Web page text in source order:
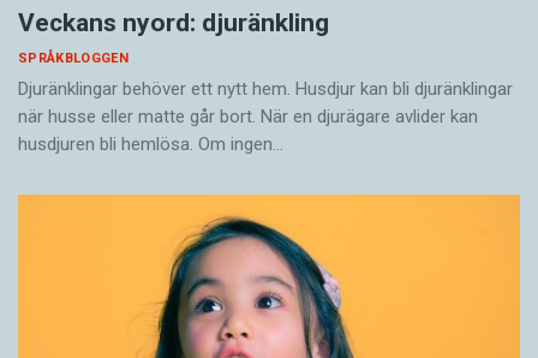
Veckans nyord: djuränkling
SPRÅKBLOGGEN
Djuränklingar behöver ett nytt hem. Husdjur kan bli djuränklingar
när husse eller matte går bort. När en djurägare avlider kan
husdjuren bli hemlösa. Om ingen…